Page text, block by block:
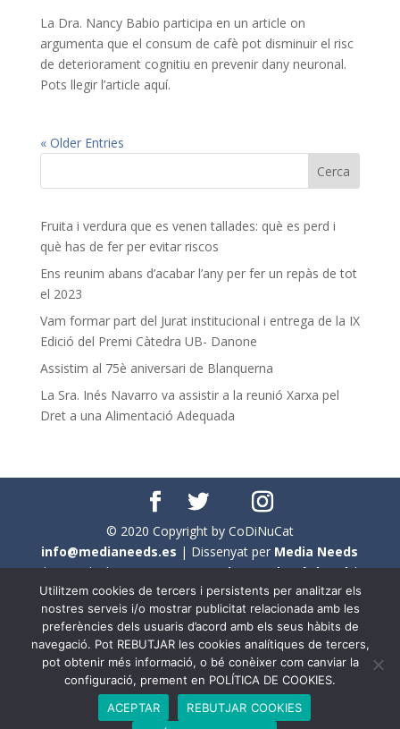
La Dra. Nancy Babio participa en un article on
argumenta que el consum de cafè pot disminuir el risc
de deteriorament cognitiu en prevenir dany neuronal.
Pots llegir l’article aquí.
« Older Entries
Fruita i verdura que es venen tallades: què es perd i
què has de fer per evitar riscos
Ens reunim abans d’acabar l’any per fer un repàs de tot
el 2023
Vam formar part del Jurat institucional i entrega de la IX
Edició del Premi Càtedra UB- Danone
Assistim al 75è aniversari de Blanquerna
La Sra. Inés Navarro va assistir a la reunió Xarxa pel
Dret a una Alimentació Adequada
© 2020 Copyright by CoDiNuCat
info@medianeeds.es | Dissenyat per Media Needs
| Tots els drets reservats aCoDiNuCat |Avís legal|
Avís per cookies
En aquest web s'ha tingut en compte l'ús no sexista del
llenguatge. No obstant això, i a causa de la seva
extensió, no s'ha pogut fer de manera exhaustiva. Per
aquest motiu, a vegades , s'ha utilitzat el femení com a
genèric, atès que és una professió que compta amb al
Utilitzem cookies de tercers i persistents per analitzar els
nostres serveis i/o mostrar publicitat relacionada amb les
preferències dels usuaris d’acord amb els seus hàbits de
navegació. Pot REBUTJAR les cookies analítiques de tercers,
pot obtenir més informació, o bé conèixer com canviar la
configuració, prement en POLÍTICA DE COOKIES.
ACEPTAR
REBUTJAR COOKIES